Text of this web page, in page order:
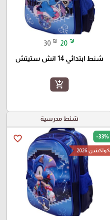
30 ₪ 20 ₪
شنط ابتدائي 14 انش ستيتش
add_shopping_cart
شنط مدرسية
favorite_border -33%
كولكشن 2026